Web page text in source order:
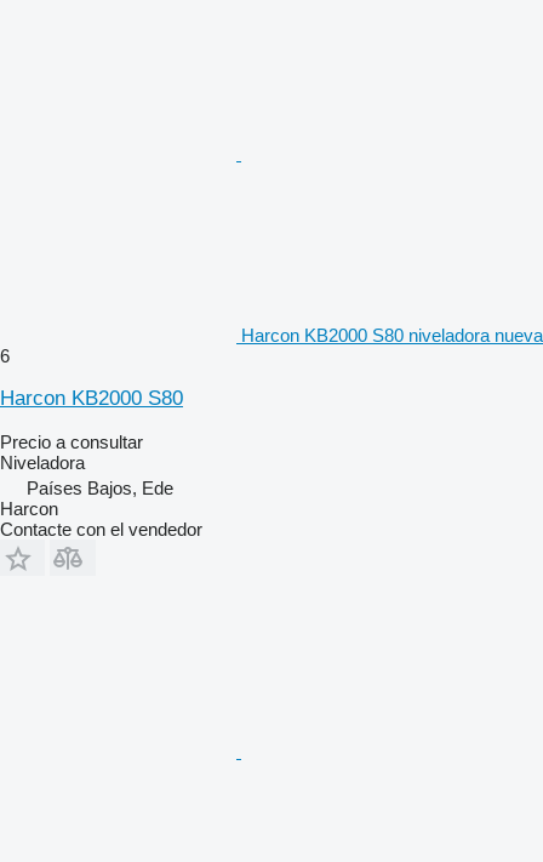
Harcon KB2000 S80 niveladora nueva
6
Harcon KB2000 S80
Precio a consultar
Niveladora
Países Bajos, Ede
Harcon
Contacte con el vendedor